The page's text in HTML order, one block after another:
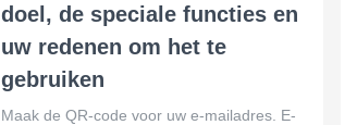
doel, de speciale functies en
uw redenen om het te
gebruiken
Maak de QR-code voor uw e-mailadres. E-